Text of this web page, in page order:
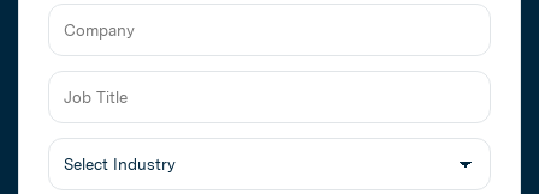
Business
Email
Job
Title